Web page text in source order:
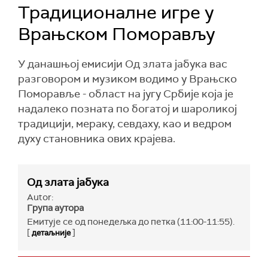
Традиционалне игре у
Врањском Поморављу
У данашњој емисији Од злата јабука вас
разговором и музиком водимо у Врањско
Поморавље - област на југу Србије која је
надалеко позната по богатој и шароликој
традицији, мераку, севдаху, као и ведром
духу становника ових крајева.
Од злата јабука
Autor:
Група аутора
Емитује се од понедељка до петка (11:00-11:55).
[детаљније]